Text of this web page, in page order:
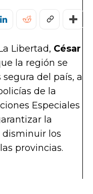
Libertad, César
la región se
del país, a
de la
Especiales
la
disminuir los
provincias.